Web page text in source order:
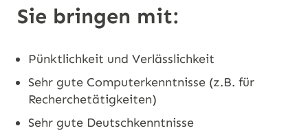
Sie bringen mit:
Pünktlichkeit und Verlässlichkeit
Sehr gute Computerkenntnisse (z.B. für
Recherchetätigkeiten)
Sehr gute Deutschkenntnisse